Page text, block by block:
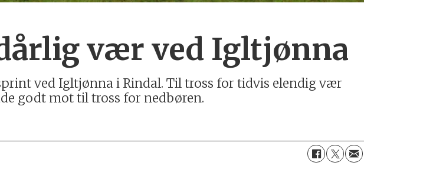
vær ved Igltjønna
ved Igltjønna i Rindal. Til tross for tidvis elendig vær
godt mot til tross for nedbøren.